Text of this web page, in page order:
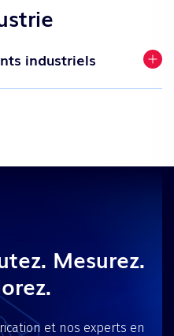
industriels
Mesurez.
et nos experts en